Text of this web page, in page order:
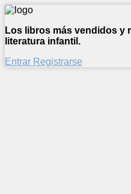
Los libros más vendidos y
literatura infantil.
Entrar Registrarse